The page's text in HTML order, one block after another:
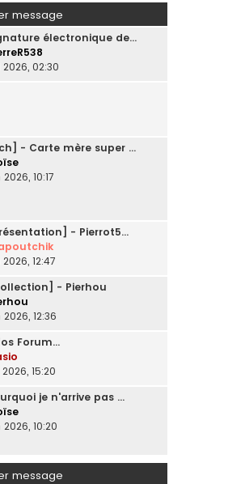
message
électronique de…
02:30
- Carte mère super …
10:17
- Pierrot5…
12:47
- Pierhou
12:36
Forum...
15:20
je n'arrive pas …
10:20
message